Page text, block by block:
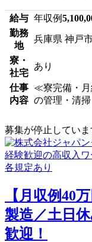
給与 年収例
勤務
地
兵庫県 神戸
寮・
社宅
あり
仕事
内容
≪寮完備・月
の管理・清
募集が停止していま
【月収例40
製造／土日
歓迎！